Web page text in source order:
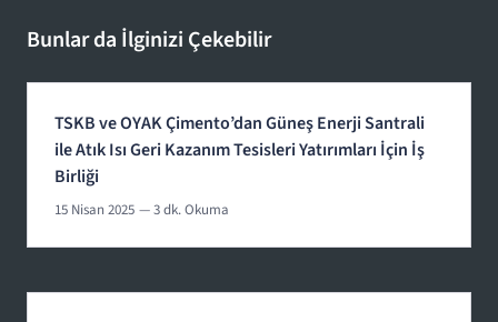
Bunlar da İlginizi Çekebilir
TSKB ve OYAK Çimento’dan Güneş Enerji Santrali
ile Atık Isı Geri Kazanım Tesisleri Yatırımları İçin İş
Birliği
15 Nisan 2025 — 3 dk. Okuma